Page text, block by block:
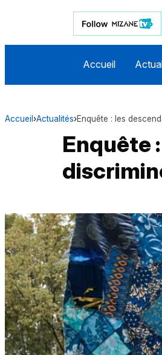
Accueil
Accueil ›Actualités›Enquête : les
Enquête